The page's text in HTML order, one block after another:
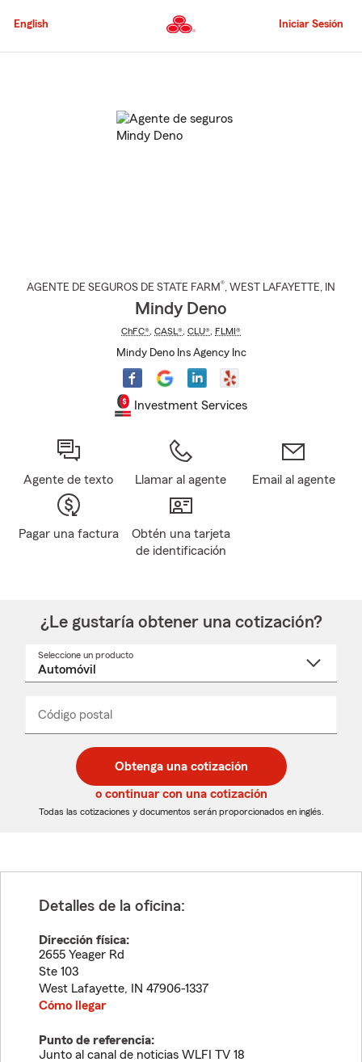
al
principal
English Iniciar Sesión
AGENTE DE SEGUROS DE STATE FARM®, WEST LAFAYETTE, IN
Mindy Deno
ChFC® CASL® CLU® FLMI®
Mindy Deno Ins Agency Inc
Investment Services
Agente de texto Llamar al agente Email al agente
Pagar una factura
Obtén una tarjeta
de identificación
¿Le gustaría obtener una cotización?
Seleccione un producto
desplegable
Código postal
de
5
dígitos
de
5
dígitos
_____
Obtenga una cotización
o continuar con una cotización
Todas las cotizaciones y documentos serán proporcionados en inglés.
Detalles de la oficina:
Dirección física:
2655 Yeager Rd
Ste 103
West Lafayette, IN 47906-1337
Cómo llegar
Punto de referencia:
Junto al canal de noticias WLFI TV 18